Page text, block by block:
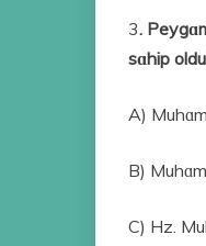
3.
sɑhip
A)
B)
C) Hz.